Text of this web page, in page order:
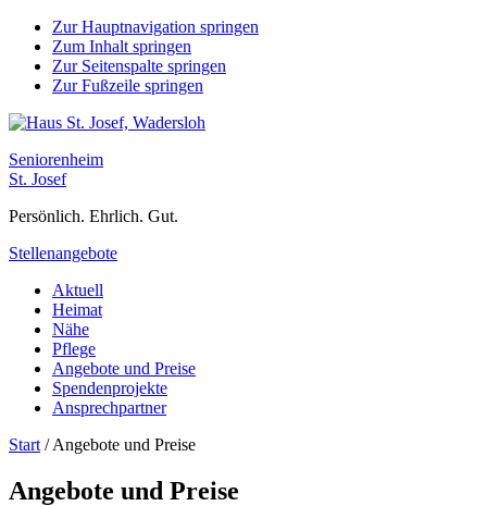
Zur Hauptnavigation springen
Zum Inhalt springen
Zur Seitenspalte springen
Zur Fußzeile springen
Seniorenheim
St. Josef
Persönlich. Ehrlich. Gut.
Stellenangebote
Aktuell
Heimat
Nähe
Pflege
Angebote und Preise
Spendenprojekte
Ansprechpartner
Start /Angebote und Preise
Angebote und Preise